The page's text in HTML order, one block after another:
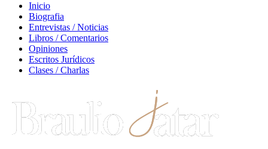
Inicio
Biografia
Entrevistas / Noticias
Libros / Comentarios
Opiniones
Escritos Jurídicos
Clases / Charlas